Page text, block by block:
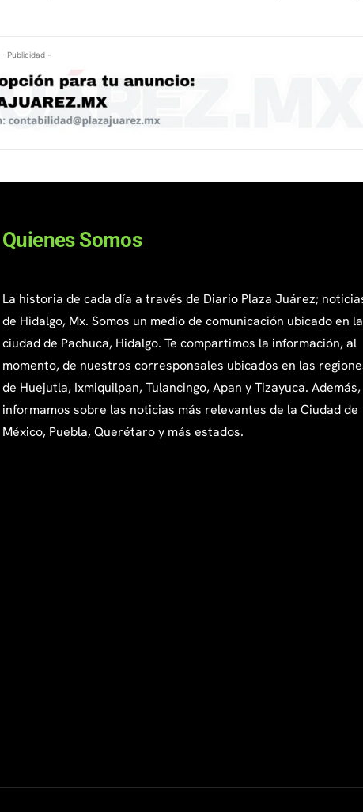
- Publicidad -
Quienes Somos
La historia de cada día a través de Diario Plaza Juárez;
de Hidalgo, Mx. Somos un medio de comunicación ubicado en la
ciudad de Pachuca, Hidalgo. Te compartimos la información, al
momento, de nuestros corresponsales ubicados en las
de Huejutla, Ixmiquilpan, Tulancingo, Apan y Tizayuca.
informamos sobre las noticias más relevantes de la Ciudad de
México, Puebla, Querétaro y más estados.